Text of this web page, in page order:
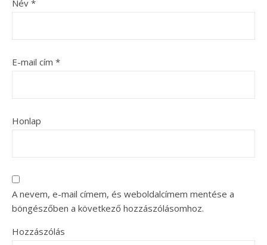
Név *
E-mail cím *
Honlap
A nevem, e-mail címem, és weboldalcímem mentése a
böngészőben a következő hozzászólásomhoz.
Hozzászólás